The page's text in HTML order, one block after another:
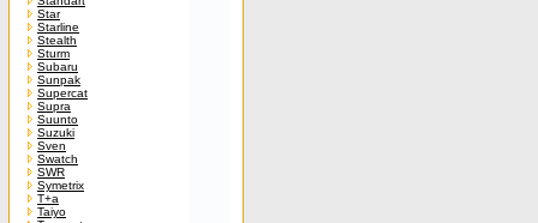
Star
Starline
Stealth
Sturm
Subaru
Sunpak
Supercat
Supra
Suunto
Suzuki
Sven
Swatch
SWR
Symetrix
T+a
Taiyo